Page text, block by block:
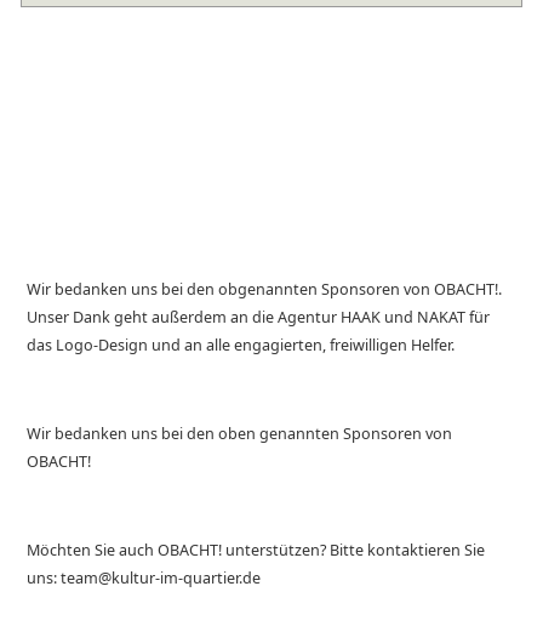
Wir bedanken uns bei den obgenannten Sponsoren von OBACHT!.
Unser Dank geht außerdem an die Agentur HAAK und NAKAT für
das Logo-Design und an alle engagierten, freiwilligen Helfer.
Wir bedanken uns bei den oben genannten Sponsoren von
OBACHT!
Möchten Sie auch OBACHT! unterstützen? Bitte kontaktieren Sie
uns: team@kultur-im-quartier.de